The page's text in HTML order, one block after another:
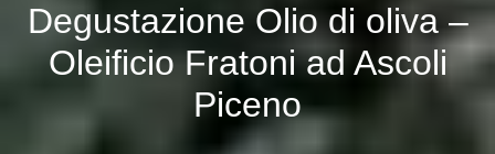
La spiaggia
Esperienze Territorio
Degustazione Olio di oliva –
Oleificio Fratoni ad Ascoli
Piceno